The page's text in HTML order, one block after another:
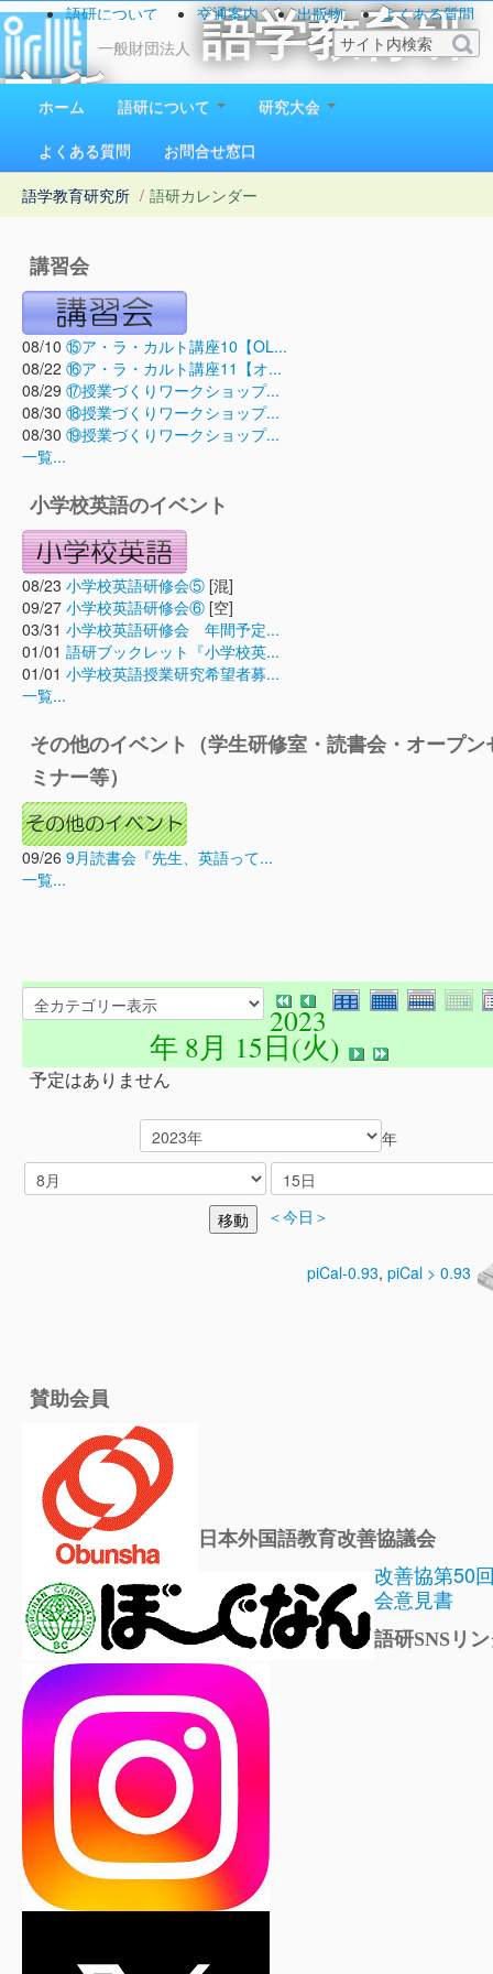
一般財団法人
語学教育研
究所
1923（大正12）年創立
語研について 交通案内 出版物
よくある質問
お問い合わせ
ホーム 語研について
研究大会
よくある質問
お問合せ窓口
語学教育研究所 / 語研カレンダー
講習会
08/10 ⑮ア・ラ・カルト講座10【OL...
08/22 ⑯ア・ラ・カルト講座11【オ...
08/29 ⑰授業づくりワークショップ...
08/30 ⑱授業づくりワークショップ...
08/30 ⑲授業づくりワークショップ...
一覧...
小学校英語のイベント
08/23 小学校英語研修会⑤ [混]
09/27 小学校英語研修会⑥ [空]
03/31 小学校英語研修会 年間予定...
01/01 語研ブックレット『小学校英...
01/01 小学校英語授業研究希望者募...
一覧...
その他のイベント（学生研修室・読書会・オープン
ミナー等）
09/26 9月読書会『先生、英語って...
一覧...
2023
年 8月 15日(火)
予定はありません
年
＜今日＞
piCal-0.93, piCal > 0.93
賛助会員
日本外国語教育改善協議会
改善協第50
会意見書
語研SNSリ